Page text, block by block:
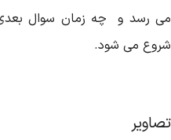
رسد و چه زمان سوال بعدی
می شود.